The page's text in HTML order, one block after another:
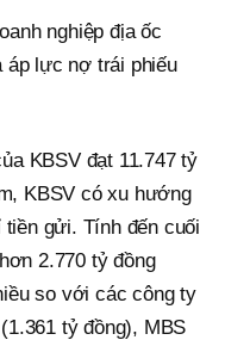
nghiệp địa ốc
áp lực nợ trái phiếu
KBSV đạt 11.747 tỷ
KBSV có xu hướng
gửi. Tính đến cuối
2.770 tỷ đồng
so với các công ty
tỷ đồng), MBS